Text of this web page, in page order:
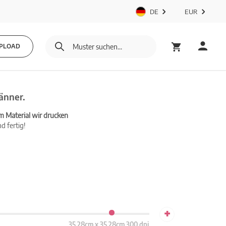
DE EUR
Material wir drucken
fertig!
+